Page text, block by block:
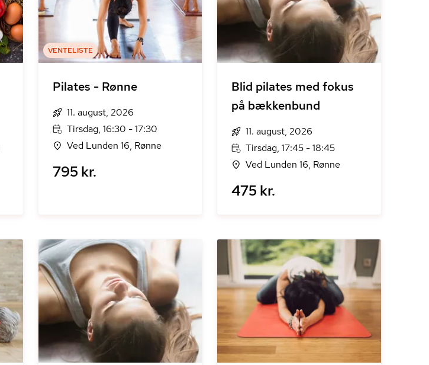
VENTELISTE
Pilates - Rønne
11. august, 2026
Tirsdag, 16:30 - 17:30
Ved Lunden 16, Rønne
795 kr.
Blid pilates med fokus
på bækkenbund
11. august, 2026
Tirsdag, 17:45 - 18:45
Ved Lunden 16, Rønne
475 kr.